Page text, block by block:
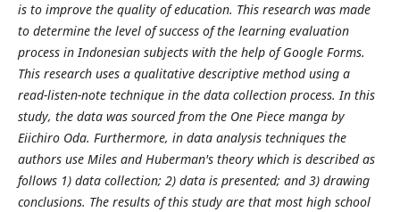
is to improve the quality of education. This research was made
to determine the level of success of the learning evaluation
process in Indonesian subjects with the help of Google Forms.
This research uses a qualitative descriptive method using a
read-listen-note technique in the data collection process. In this
study, the data was sourced from the One Piece manga by
Eiichiro Oda. Furthermore, in data analysis techniques the
authors use Miles and Huberman's theory which is described as
follows 1) data collection; 2) data is presented; and 3) drawing
conclusions. The results of this study are that most high school